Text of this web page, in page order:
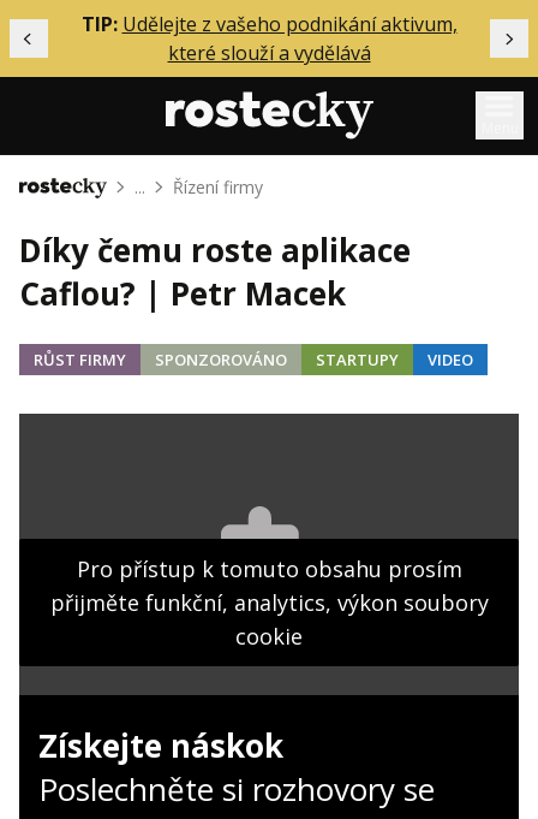
Předchozí
TIP: Udělejte z vašeho podnikání aktivum,
které slouží a vydělává
Mentoring
Podcasty
Solo
Inzerce
O mně
Kontakt
Obchodní podmínky
Hledat
Domů ... Řízení firmy
Díky čemu roste aplikace
Caflou? | Petr Macek
RŮST FIRMY SPONZOROVÁNO STARTUPY VIDEO
Pro přístup k tomuto obsahu prosím
přijměte funkční, analytics, výkon soubory
cookie
Získejte náskok
Poslechněte si rozhovory se